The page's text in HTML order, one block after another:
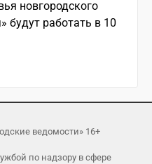
новгородского
будут работать в 10
ведомости» 16+
по надзору в сфере